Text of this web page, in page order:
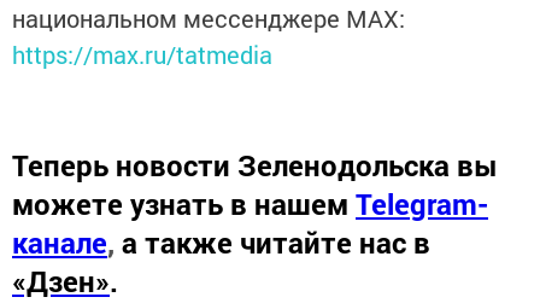
национальном мессенджере MАХ:
https://max.ru/tatmedia
Теперь новости Зеленодольска вы
можете узнать в нашем Telegram-
канале, а также читайте нас в
«Дзен».